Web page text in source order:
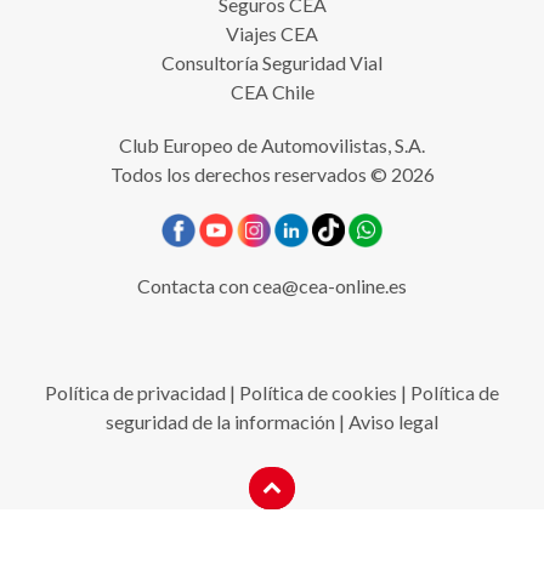
Viajes CEA
Consultoría Seguridad Vial
CEA Chile
Club Europeo de Automovilistas, S.A.
Todos los derechos reservados © 2026
Contacta concea@cea-online.es
Política de privacidad | Política de cookies | Política de
seguridad de la información | Aviso legal